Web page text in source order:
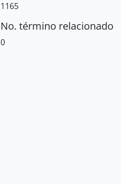
1165
No. término relacionado
0